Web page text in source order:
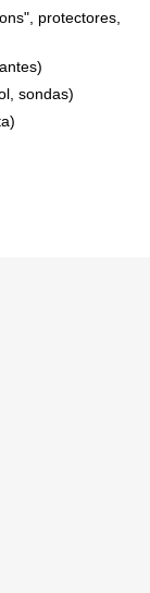
protectores,
sondas)